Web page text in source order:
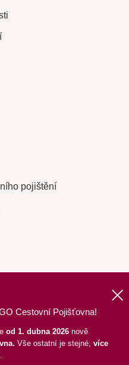
Cestovní Pojišťovna!
od 1. dubna 2026 nově
Vše ostatní je stejné, více
.
pojištění
a. s., pod dohledem ČNB